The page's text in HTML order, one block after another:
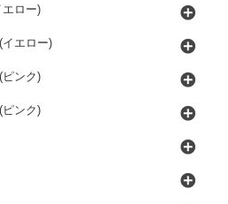
エロー)
エロー)
ピンク)
ピンク)